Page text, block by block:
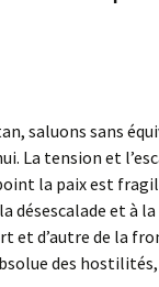
saluons sans
La tension et
la paix est
désescalade et à la
et d’autre de la
des